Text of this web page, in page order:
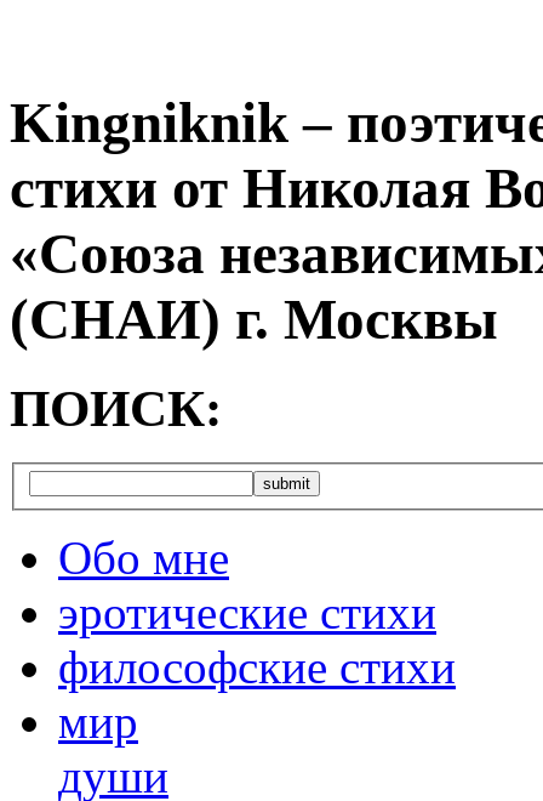
Kingniknik –
стихи от Николая
«Союза
(СНАИ) г. Москвы
ПОИСК:
Обо мне
эротические стихи
философские стихи
мир
души